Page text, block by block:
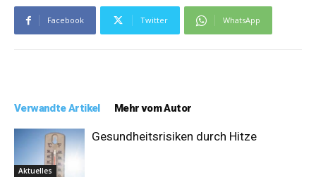
Facebook Twitter WhatsApp
Verwandte Artikel Mehr vom Autor
Aktuelles
Gesundheitsrisiken durch Hitze